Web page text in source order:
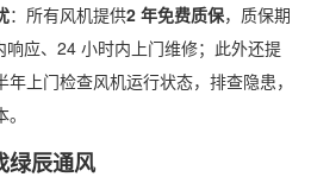
：所有风机提供2 年免费质保，质保期
响应、24 小时内上门维修；此外还提
上门检查风机运行状态，排查隐患，
绿辰通风